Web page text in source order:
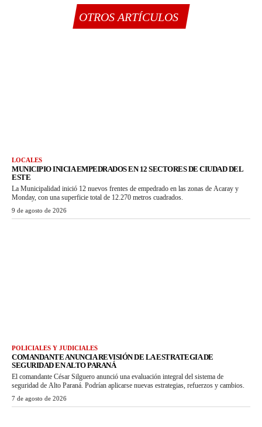
OTROS ARTÍCULOS
LOCALES
MUNICIPIO INICIA EMPEDRADOS EN 12 SECTORES DE CIUDAD DEL
ESTE
La Municipalidad inició 12 nuevos frentes de empedrado en las zonas de Acaray y
Monday, con una superficie total de 12.270 metros cuadrados.
9 de agosto de 2026
POLICIALES Y JUDICIALES
COMANDANTE ANUNCIA REVISIÓN DE LA ESTRATEGIA DE
SEGURIDAD EN ALTO PARANÁ
El comandante César Silguero anunció una evaluación integral del sistema de
seguridad de Alto Paraná. Podrían aplicarse nuevas estrategias, refuerzos y cambios.
7 de agosto de 2026